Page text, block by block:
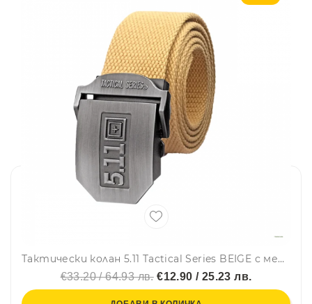
Тактически колан 5.11 Tactical Series BEIGE с метална катарама , пясъчен
€33.20 / 64.93 лв.€12.90 / 25.23 лв.